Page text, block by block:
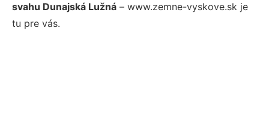
svahu Dunajská Lužná – www.zemne-vyskove.sk je
tu pre vás.